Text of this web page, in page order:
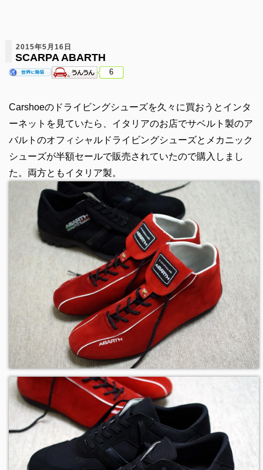
2015年5月16日
SCARPA ABARTH
6
Carshoeのドライビングシューズを久々に買おうとインタ
ーネットを見ていたら、イタリアのお店でサベルト製のア
バルトのオフィシャルドライビングシューズとメカニック
シューズが半額セールで販売されていたので購入しまし
た。両方ともイタリア製。